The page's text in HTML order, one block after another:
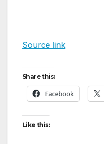
Source link
Share this:
Facebook
Like this: